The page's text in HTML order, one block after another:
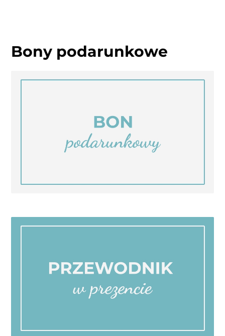
Bony podarunkowe